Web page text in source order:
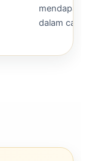
mendapat
dalam